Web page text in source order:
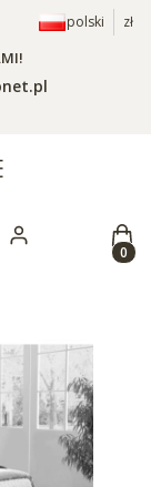
polski zł